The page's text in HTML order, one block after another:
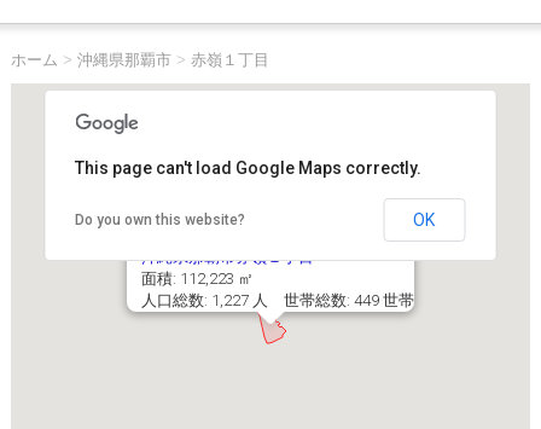
ホーム > 沖縄県那覇市> 赤嶺１丁目
沖縄県那覇市赤嶺１丁目
面積: 112,223 ㎡
人口総数: 1,227 人 世帯総数: 449 世帯
This page can't load Google Maps correctly.
Do you own this website? OK